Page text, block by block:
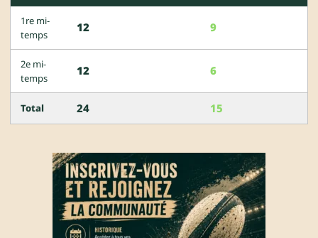
1re mi-
temps
12 9
2e mi-
temps
12 6
Total 24 15